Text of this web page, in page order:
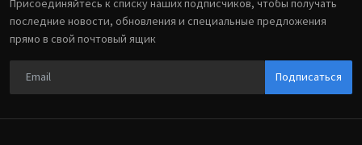
Присоединяйтесь к списку наших подписчиков, чтобы получать
последние новости, обновления и специальные предложения
прямо в свой почтовый ящик
Подписаться